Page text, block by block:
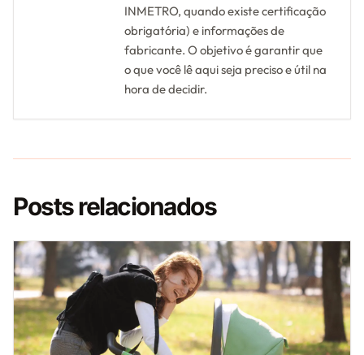
INMETRO, quando existe certificação
obrigatória) e informações de
fabricante. O objetivo é garantir que
o que você lê aqui seja preciso e útil na
hora de decidir.
Posts relacionados